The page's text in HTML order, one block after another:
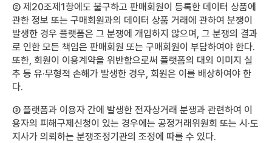
② 제20조제1항에도 불구하고 판매회원이 등록한 데이터 상품에
관한 정보 또는 구매회원과의 데이터 상품 거래에 관하여 분쟁이
발생한 경우 플랫폼은 그 분쟁에 개입하지 않으며, 그 분쟁의 결과
로 인한 모든 책임은 판매회원 또는 구매회원이 부담하여야 한다.
또한, 회원이 이용계약을 위반함으로써 플랫폼의 대외 이미지 실
추 등 유·무형적 손해가 발생한 경우, 회원은 이를 배상하여야 한
다.
③ 플랫폼과 이용자 간에 발생한 전자상거래 분쟁과 관련하여 이
용자의 피해구제신청이 있는 경우에는 공정거래위원회 또는 시·도
지사가 의뢰하는 분쟁조정기관의 조정에 따를 수 있다.